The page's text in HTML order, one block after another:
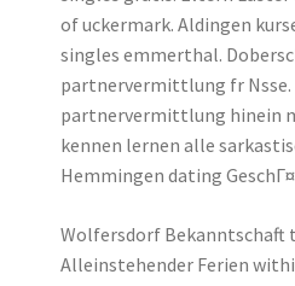
of uckermark. Aldingen
singles emmerthal.
partnervermittlung fr
partnervermittlung hinein
kennen lernen alle
Hemmingen dating
Wolfersdorf Bekanntschaft
Alleinstehender Ferien